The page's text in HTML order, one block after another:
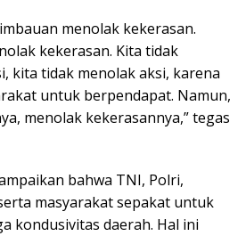
menolak kekerasan.
kekerasan. Kita tidak
kita tidak menolak aksi, karena
untuk berpendapat. Namun,
menolak kekerasannya,” tegas
bahwa TNI, Polri,
masyarakat sepakat untuk
kondusivitas daerah. Hal ini